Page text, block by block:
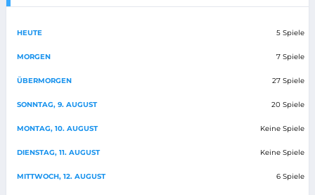
HEUTE 5 Spiele
MORGEN 7 Spiele
ÜBERMORGEN 27 Spiele
SONNTAG, 9. AUGUST 20 Spiele
MONTAG, 10. AUGUST Keine Spiele
DIENSTAG, 11. AUGUST Keine Spiele
MITTWOCH, 12. AUGUST 6 Spiele